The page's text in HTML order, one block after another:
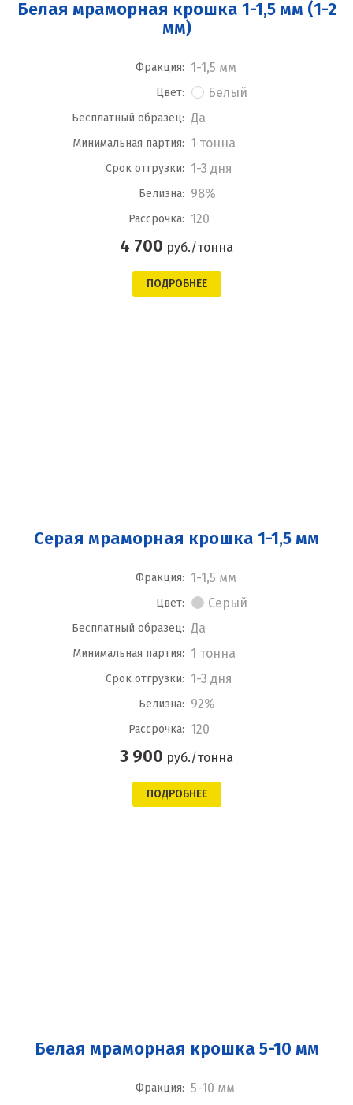
Белая мраморная крошка 1-1,5 мм (1-2
мм)
Фракция: 1-1,5 мм
Цвет: Белый
Бесплатный образец: Да
Минимальная партия: 1 тонна
Срок отгрузки: 1-3 дня
Белизна: 98%
Рассрочка: 120
4 700 руб./тонна
ПОДРОБНЕЕ
Серая мраморная крошка 1-1,5 мм
Фракция: 1-1,5 мм
Цвет: Серый
Бесплатный образец: Да
Минимальная партия: 1 тонна
Срок отгрузки: 1-3 дня
Белизна: 92%
Рассрочка: 120
3 900 руб./тонна
ПОДРОБНЕЕ
Белая мраморная крошка 5-10 мм
Фракция: 5-10 мм